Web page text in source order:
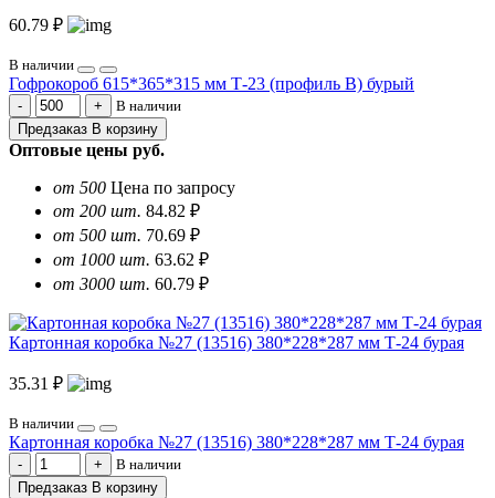
60.79 ₽
В наличии
Гофрокороб 615*365*315 мм Т-23 (профиль B) бурый
В наличии
Предзаказ В корзину
Оптовые цены руб.
от 500 Цена по запросу
от 200 шт. 84.82 ₽
от 500 шт. 70.69 ₽
от 1000 шт. 63.62 ₽
от 3000 шт. 60.79 ₽
Картонная коробка №27 (13516) 380*228*287 мм Т-24 бурая
35.31 ₽
В наличии
Картонная коробка №27 (13516) 380*228*287 мм Т-24 бурая
В наличии
Предзаказ В корзину